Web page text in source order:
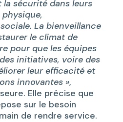
sécurité dans leurs
La bienveillance
le climat de
pour que les équipes
initiatives, voire des
leur efficacité et
innovantes »,
Elle précise que
sur le besoin
de rendre service.